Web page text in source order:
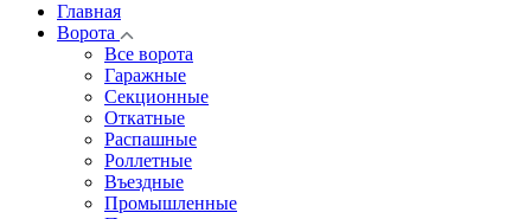
Главная
Ворота
Все ворота
Гаражные
Секционные
Откатные
Распашные
Роллетные
Въездные
Промышленные